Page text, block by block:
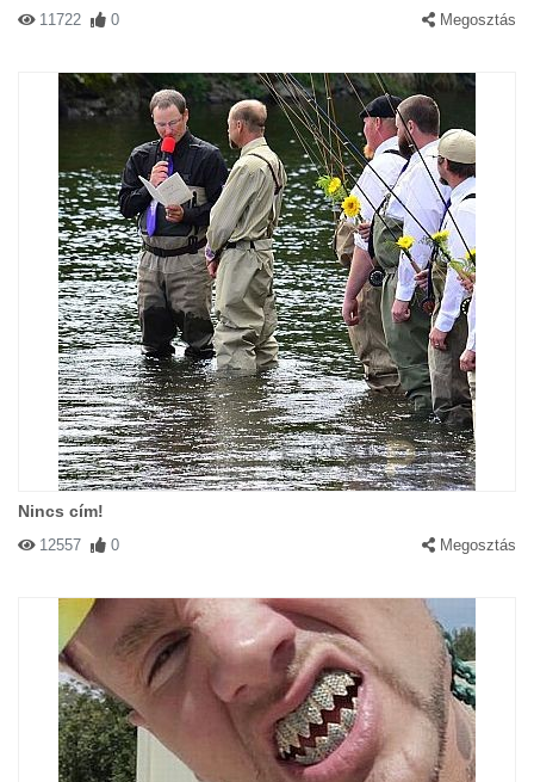
11722 0 Megosztás
Nincs cím!
12557 0 Megosztás